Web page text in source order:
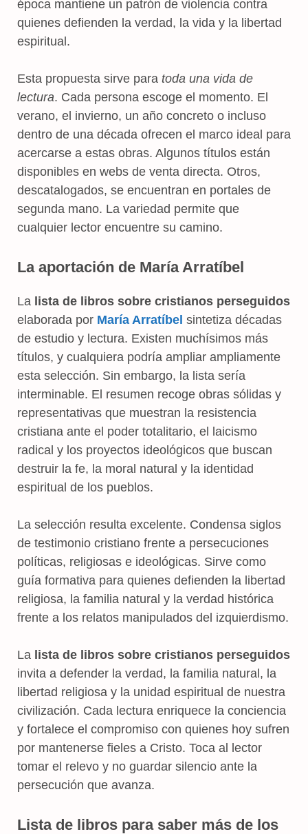
época mantiene un patrón de violencia contra
quienes defienden la verdad, la vida y la libertad
espiritual.
Esta propuesta sirve para toda una vida de
lectura. Cada persona escoge el momento. El
verano, el invierno, un año concreto o incluso
dentro de una década ofrecen el marco ideal para
acercarse a estas obras. Algunos títulos están
disponibles en webs de venta directa. Otros,
descatalogados, se encuentran en portales de
segunda mano. La variedad permite que
cualquier lector encuentre su camino.
La aportación de María Arratíbel
La lista de libros sobre cristianos perseguidos
elaborada por María Arratíbel sintetiza décadas
de estudio y lectura. Existen muchísimos más
títulos, y cualquiera podría ampliar ampliamente
esta selección. Sin embargo, la lista sería
interminable. El resumen recoge obras sólidas y
representativas que muestran la resistencia
cristiana ante el poder totalitario, el laicismo
radical y los proyectos ideológicos que buscan
destruir la fe, la moral natural y la identidad
espiritual de los pueblos.
La selección resulta excelente. Condensa siglos
de testimonio cristiano frente a persecuciones
políticas, religiosas e ideológicas. Sirve como
guía formativa para quienes defienden la libertad
religiosa, la familia natural y la verdad histórica
frente a los relatos manipulados del izquierdismo.
La lista de libros sobre cristianos perseguidos
invita a defender la verdad, la familia natural, la
libertad religiosa y la unidad espiritual de nuestra
civilización. Cada lectura enriquece la conciencia
y fortalece el compromiso con quienes hoy sufren
por mantenerse fieles a Cristo. Toca al lector
tomar el relevo y no guardar silencio ante la
persecución que avanza.
Lista de libros para saber más de los